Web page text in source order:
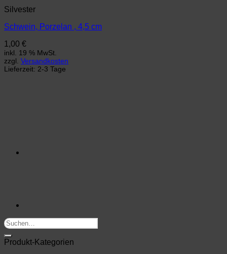
Silvester
Schwein, Porzelan , 4,5 cm
1,00 €
inkl. 19 % MwSt.
zzgl. Versandkosten
Lieferzeit: 2-3 Tage
Suchen
nach:
Produkt-Kategorien